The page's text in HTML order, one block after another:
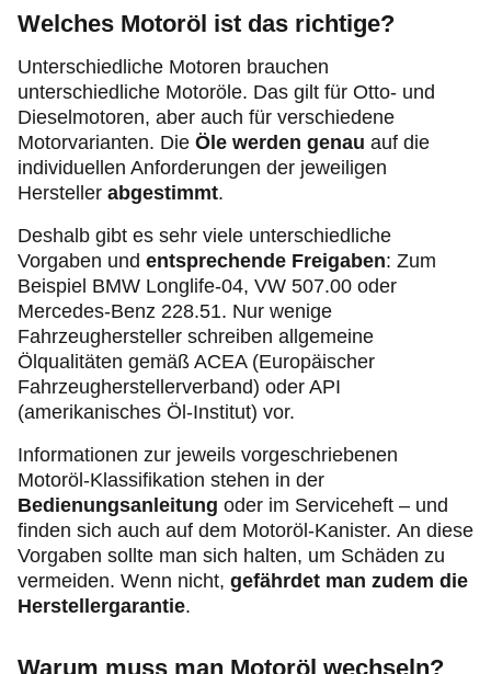
Welches Motoröl ist das richtige?
Unterschiedliche Motoren brauchen
unterschiedliche Motoröle. Das gilt für Otto- und
Dieselmotoren, aber auch für verschiedene
Motorvarianten. Die Öle werden genau auf die
individuellen Anforderungen der jeweiligen
Hersteller abgestimmt.
Deshalb gibt es sehr viele unterschiedliche
Vorgaben und entsprechende Freigaben: Zum
Beispiel BMW Longlife-04, VW 507.00 oder
Mercedes-Benz 228.51. Nur wenige
Fahrzeughersteller schreiben allgemeine
Ölqualitäten gemäß ACEA (Europäischer
Fahrzeugherstellerverband) oder API
(amerikanisches Öl-Institut) vor.
Informationen zur jeweils vorgeschriebenen
Motoröl-Klassifikation stehen in der
Bedienungsanleitung oder im Serviceheft – und
finden sich auch auf dem Motoröl-Kanister. An diese
Vorgaben sollte man sich halten, um Schäden zu
vermeiden. Wenn nicht, gefährdet man zudem die
Herstellergarantie.
Warum muss man Motoröl wechseln?